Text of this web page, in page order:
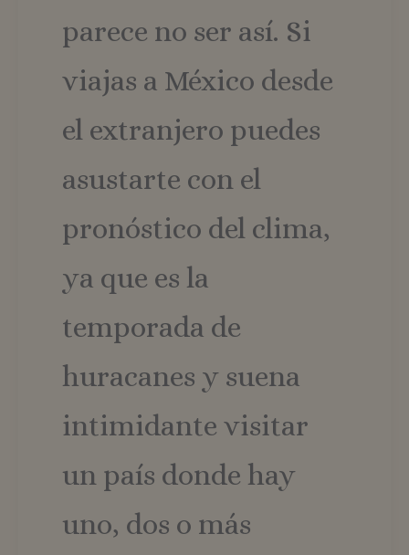
parece no ser así. Si
viajas a México desde
el extranjero puedes
asustarte con el
pronóstico del clima,
ya que es la
temporada de
huracanes y suena
intimidante visitar
un país donde hay
uno, dos o más